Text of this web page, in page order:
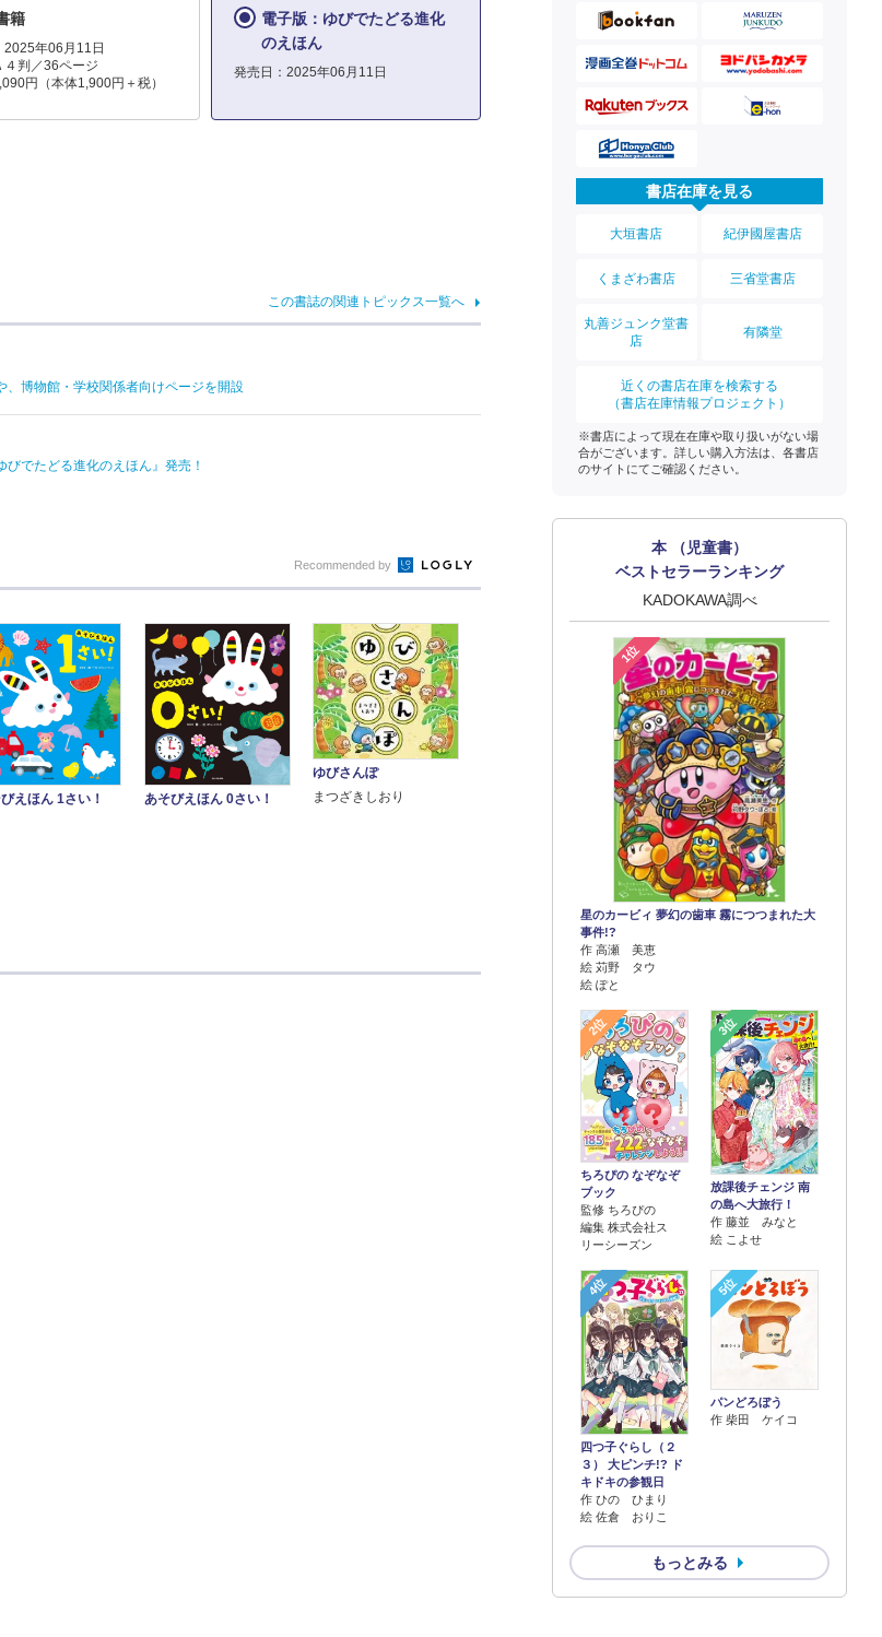
籍
2025年06月11日
４判／36ページ
円（本体1,900円＋税）
電子版：ゆびでたどる進化
のえほん
発売日：2025年06月11日
この書誌の関連トピックス一覧へ
、博物館・学校関係者向けページを開設
でたどる進化のえほん』発売！
書店在庫を見る
大垣書店 紀伊國屋書店
くまざわ書店 三省堂書店
丸善ジュンク堂書
店
有隣堂
近くの書店在庫を検索する
（書店在庫情報プロジェクト）
※書店によって現在在庫や取り扱いがない場
合がございます。詳しい購入方法は、各書店
のサイトにてご確認ください。
本 （児童書）
ベストセラーランキング
KADOKAWA調べ
1位
星のカービィ 夢幻の歯車 霧につつまれた大
事件!?
作 高瀬 美恵
絵 苅野 タウ
絵 ぽと
2位
ちろぴの なぞなぞ
ブック
監修 ちろぴの
編集 株式会社ス
リーシーズン
3位
放課後チェンジ 南
の島へ大旅行！
作 藤並 みなと
絵 こよせ
4位
四つ子ぐらし（２
３） 大ピンチ!? ド
キドキの参観日
作 ひの ひまり
絵 佐倉 おりこ
5位
パンどろぼう
作 柴田 ケイコ
もっとみる
Recommended by
えほん 1さい！ あそびえほん 0さい！
ゆびさんぽ
まつざきしおり